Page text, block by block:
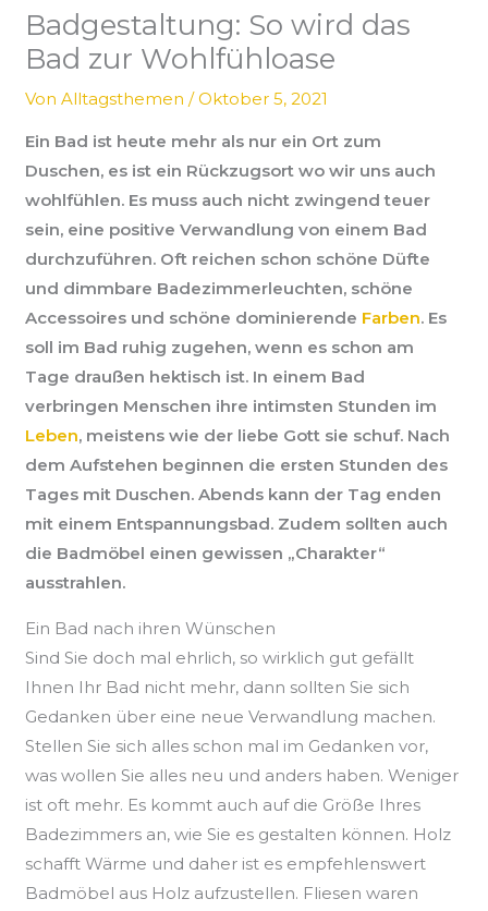
Badgestaltung: So wird das
Bad zur Wohlfühloase
VonAlltagsthemen/Oktober 5, 2021
Ein Bad ist heute mehr als nur ein Ort zum
Duschen, es ist ein Rückzugsort wo wir uns auch
wohlfühlen. Es muss auch nicht zwingend teuer
sein, eine positive Verwandlung von einem Bad
durchzuführen. Oft reichen schon schöne Düfte
und dimmbare Badezimmerleuchten, schöne
Accessoires und schöne dominierende Farben. Es
soll im Bad ruhig zugehen, wenn es schon am
Tage draußen hektisch ist. In einem Bad
verbringen Menschen ihre intimsten Stunden im
Leben, meistens wie der liebe Gott sie schuf. Nach
dem Aufstehen beginnen die ersten Stunden des
Tages mit Duschen. Abends kann der Tag enden
mit einem Entspannungsbad. Zudem sollten auch
die Badmöbel einen gewissen „Charakter“
ausstrahlen.
Ein Bad nach ihren Wünschen
Sind Sie doch mal ehrlich, so wirklich gut gefällt
Ihnen Ihr Bad nicht mehr, dann sollten Sie sich
Gedanken über eine neue Verwandlung machen.
Stellen Sie sich alles schon mal im Gedanken vor,
was wollen Sie alles neu und anders haben. Weniger
ist oft mehr. Es kommt auch auf die Größe Ihres
Badezimmers an, wie Sie es gestalten können. Holz
schafft Wärme und daher ist es empfehlenswert
Badmöbel aus Holz aufzustellen. Fliesen waren